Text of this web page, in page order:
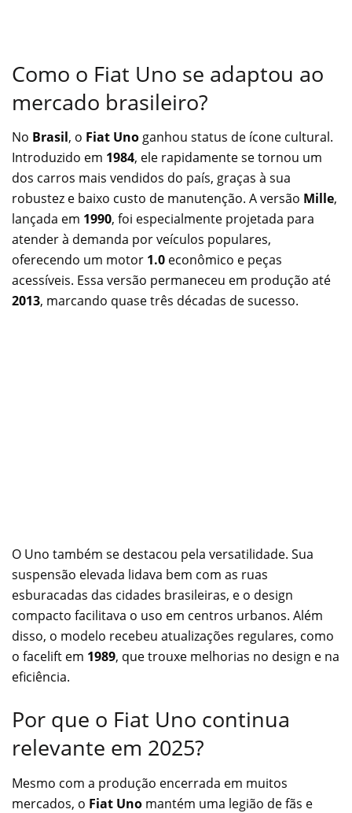
Como o Fiat Uno se adaptou ao
mercado brasileiro?
No Brasil, o Fiat Uno ganhou status de ícone cultural.
Introduzido em 1984, ele rapidamente se tornou um
dos carros mais vendidos do país, graças à sua
robustez e baixo custo de manutenção. A versão Mille,
lançada em 1990, foi especialmente projetada para
atender à demanda por veículos populares,
oferecendo um motor 1.0 econômico e peças
acessíveis. Essa versão permaneceu em produção até
2013, marcando quase três décadas de sucesso.
O Uno também se destacou pela versatilidade. Sua
suspensão elevada lidava bem com as ruas
esburacadas das cidades brasileiras, e o design
compacto facilitava o uso em centros urbanos. Além
disso, o modelo recebeu atualizações regulares, como
o facelift em 1989, que trouxe melhorias no design e na
eficiência.
Por que o Fiat Uno continua
relevante em 2025?
Mesmo com a produção encerrada em muitos
mercados, o Fiat Uno mantém uma legião de fãs e